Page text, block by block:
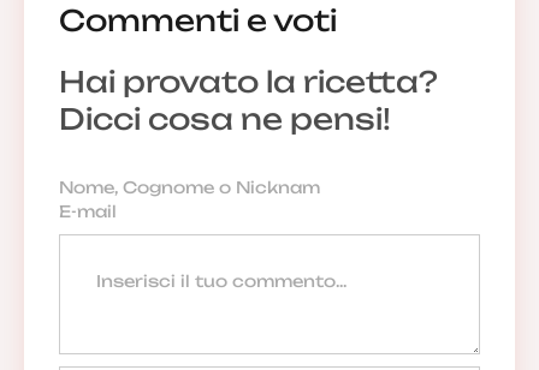
Commenti e voti
Hai provato la ricetta?
Dicci cosa ne pensi!